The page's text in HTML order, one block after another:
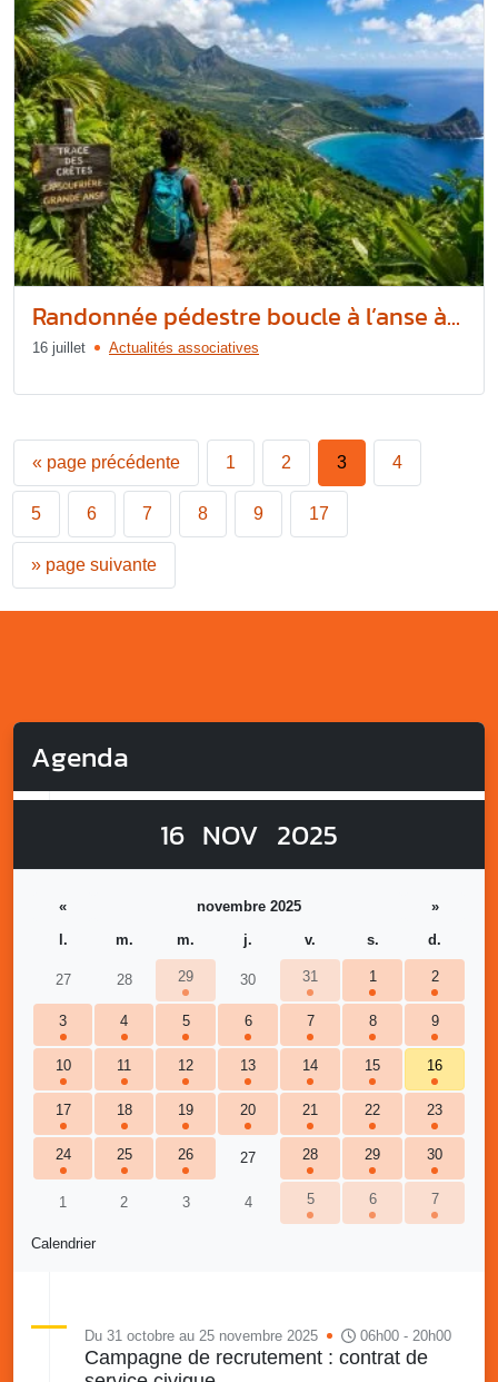
Randonnée pédestre boucle à l’anse à...
16 juillet Actualités associatives
« page précédente 1 2 3 4
5 6 7 8 9 17
» page suivante
Agenda
16 NOV 2025
Calendrier
« novembre 2025
»
l.
m. m. j. v. s. d.
27 28 29 30 31 1 2
3 4 5 6 7 8 9
10 11 12 13 14 15 16
17 18 19 20 21 22 23
24 25 26 27 28 29 30
1 2 3 4 5 6 7
Du 31 octobre au 25 novembre 2025 06h00 - 20h00
Campagne de recrutement : contrat de